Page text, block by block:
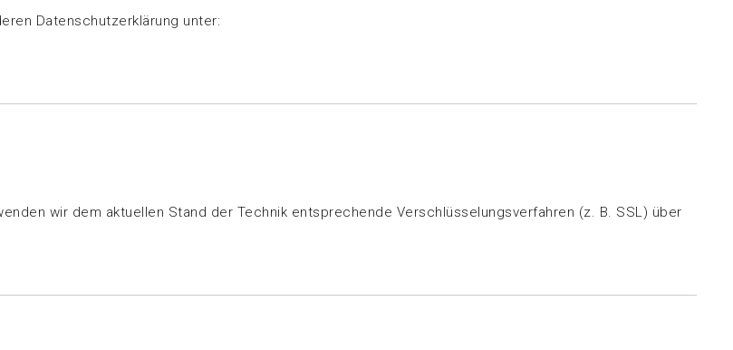
Datenschutzerklärung unter:
wir dem aktuellen Stand der Technik entsprechende Verschlüsselungsverfahren (z. B. SSL) über